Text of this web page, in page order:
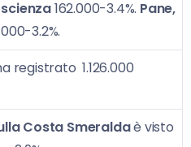
162.000-3.4%. Pane,
3.2%.
registrato 1.126.000
Costa Smeraldaè visto